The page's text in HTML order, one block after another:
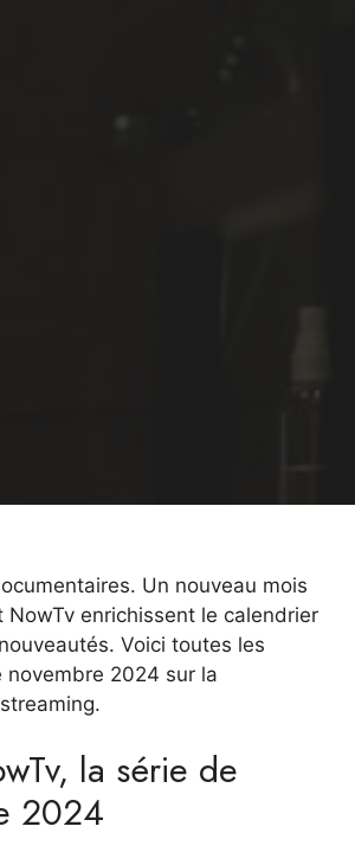
Un nouveau mois
NowTv enrichissent le calendrier
Voici toutes les
novembre 2024 sur la
la série de
2024